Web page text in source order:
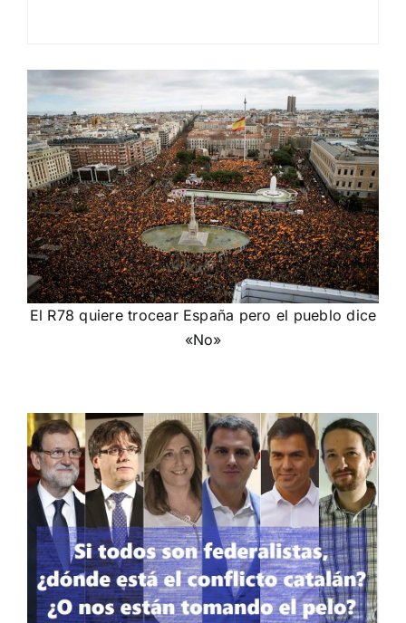
El R78 quiere trocear España pero el pueblo dice
«No»